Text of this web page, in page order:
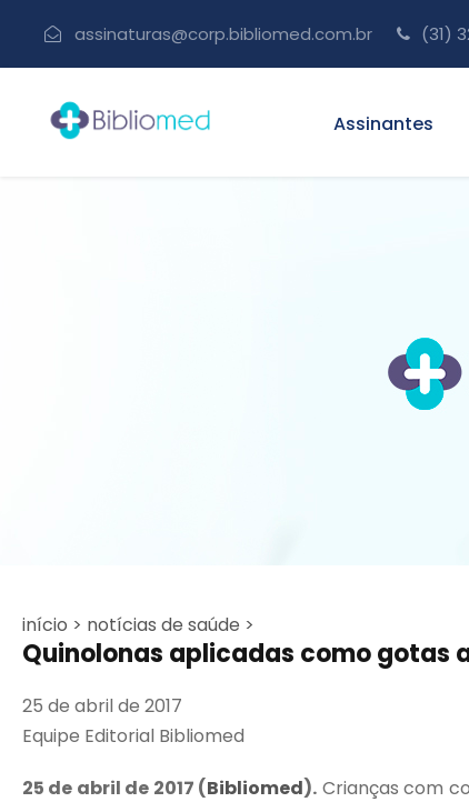
assinaturas@corp.bibliomed.com.br (31)
Assinantes
início > notícias de saúde >
Quinolonas aplicadas como gotas
25 de abril de 2017
Equipe Editorial Bibliomed
25 de abril de 2017 (Bibliomed). Crianças com